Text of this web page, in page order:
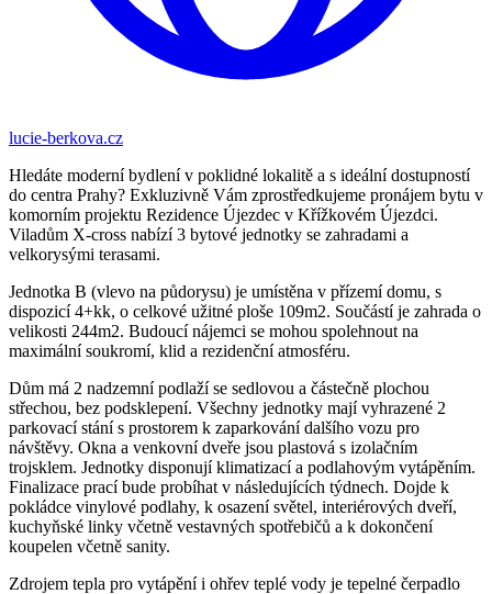
lucie-berkova.cz
Hledáte moderní bydlení v poklidné lokalitě a s ideální dostupností
do centra Prahy? Exkluzivně Vám zprostředkujeme pronájem bytu v
komorním projektu Rezidence Újezdec v Křížkovém Újezdci.
Viladům X-cross nabízí 3 bytové jednotky se zahradami a
velkorysými terasami.
Jednotka B (vlevo na půdorysu) je umístěna v přízemí domu, s
dispozicí 4+kk, o celkové užitné ploše 109m2. Součástí je zahrada o
velikosti 244m2. Budoucí nájemci se mohou spolehnout na
maximální soukromí, klid a rezidenční atmosféru.
Dům má 2 nadzemní podlaží se sedlovou a částečně plochou
střechou, bez podsklepení. Všechny jednotky mají vyhrazené 2
parkovací stání s prostorem k zaparkování dalšího vozu pro
návštěvy. Okna a venkovní dveře jsou plastová s izolačním
trojsklem. Jednotky disponují klimatizací a podlahovým vytápěním.
Finalizace prací bude probíhat v následujících týdnech. Dojde k
pokládce vinylové podlahy, k osazení světel, interiérových dveří,
kuchyňské linky včetně vestavných spotřebičů a k dokončení
koupelen včetně sanity.
Zdrojem tepla pro vytápění i ohřev teplé vody je tepelné čerpadlo